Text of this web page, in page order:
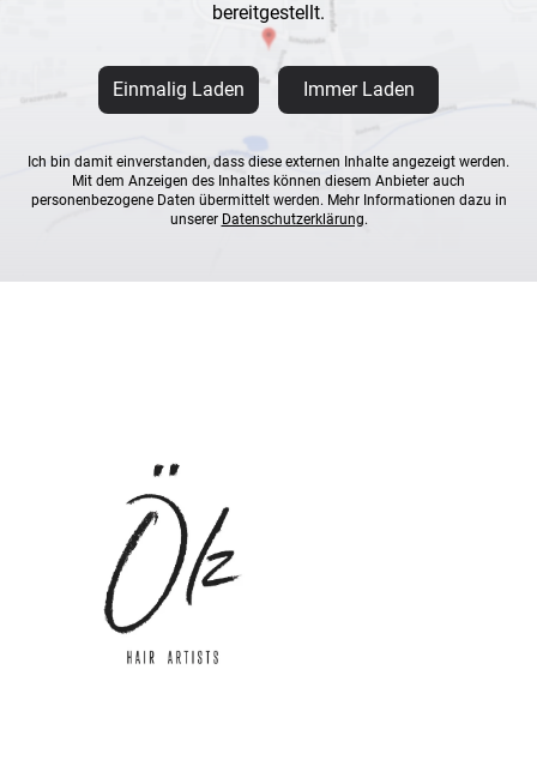
bereitgestellt.
Einmalig Laden Immer Laden
Ich bin damit einverstanden, dass diese externen Inhalte angezeigt werden.
Mit dem Anzeigen des Inhaltes können diesem Anbieter auch
personenbezogene Daten übermittelt werden. Mehr Informationen dazu in
unserer Datenschutzerklärung.